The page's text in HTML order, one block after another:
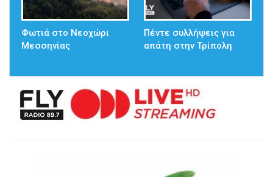
Φωτιά στο Νεοχώρι
Μεσσηνίας
Πέντε συλλήψεις για
απάτη στην Τρίπολη